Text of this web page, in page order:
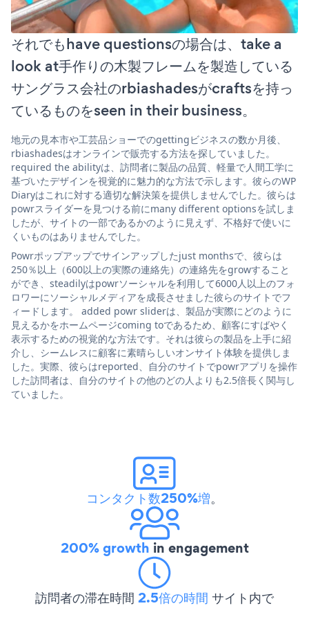
それでもhave questionsの場合は、take a
look at手作りの木製フレームを製造している
サングラス会社のrbiashadesがcraftsを持っ
ているものをseen in their business。
地元の見本市や工芸品ショーでのgettingビジネスの数か月後、
rbiashadesはオンラインで販売する方法を探していました。
required the abilityは、訪問者に製品の品質、軽量で人間工学に
基づいたデザインを視覚的に魅力的な方法で示します。彼らのWP
Diaryはこれに対する適切な解決策を提供しませんでした。彼らは
powrスライダーを見つける前にmany different optionsを試しま
したが、サイトの一部であるかのように見えず、不格好で使いに
くいものはありませんでした。
Powrポップアップでサインアップしたjust monthsで、彼らは
250％以上（600以上の実際の連絡先）の連絡先をgrowすること
ができ、steadilyはpowrソーシャルを利用して6000人以上のフォ
ロワーにソーシャルメディアを成長させました彼らのサイトでフ
ィードします。 added powr sliderは、製品が実際にどのように
見えるかをホームページcoming toであるため、顧客にすばやく
表示するための視覚的な方法です。それは彼らの製品を上手に紹
介し、シームレスに顧客に素晴らしいオンサイト体験を提供しま
した。実際、彼らはreported、自分のサイトでpowrアプリを操作
した訪問者は、自分のサイトの他のどの人よりも2.5倍長く関与し
ていました。
コンタクト数250%増。
200% growth in engagement
訪問者の滞在時間 2.5倍の時間 サイト内で